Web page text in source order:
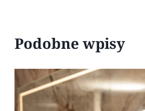
Podobne wpisy